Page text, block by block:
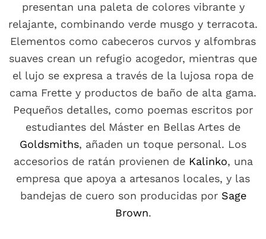
presentan una paleta de colores vibrante y
relajante, combinando verde musgo y terracota.
Elementos como cabeceros curvos y alfombras
suaves crean un refugio acogedor, mientras que
el lujo se expresa a través de la lujosa ropa de
cama Frette y productos de baño de alta gama.
Pequeños detalles, como poemas escritos por
estudiantes del Máster en Bellas Artes de
Goldsmiths, añaden un toque personal. Los
accesorios de ratán provienen de Kalinko, una
empresa que apoya a artesanos locales, y las
bandejas de cuero son producidas por Sage
Brown.